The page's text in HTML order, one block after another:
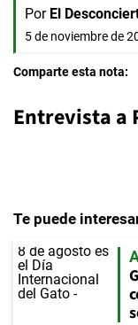
Por El
5 de noviembre de
Comparte esta nota:
Entrevista a
Te puede